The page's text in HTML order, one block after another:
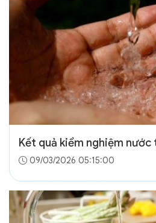
Kết quả kiểm nghiệm
09/03/2026 05:15:00